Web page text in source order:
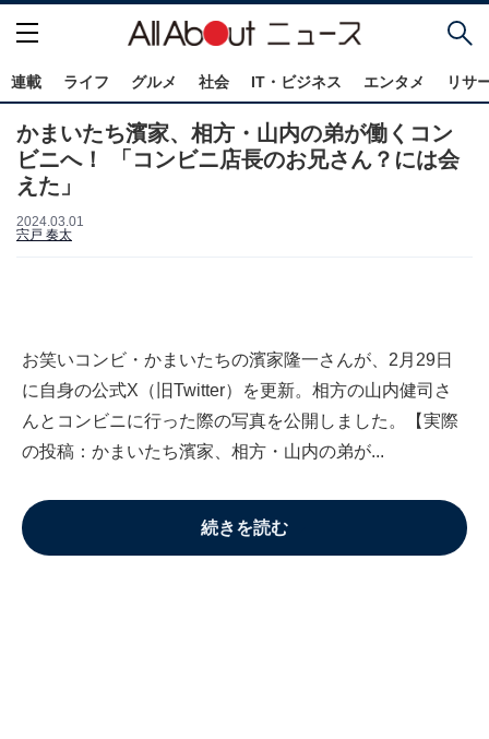
連載 ライフ グルメ 社会 IT・ビジネス エンタメ リサ
かまいたち濱家、相方・山内の弟が働くコン
ビニへ！ 「コンビニ店長のお兄さん？には会
えた」
2024.03.01
宍戸 奏太
お笑いコンビ・かまいたちの濱家隆一さんが、2月29日
に自身の公式X（旧Twitter）を更新。相方の山内健司さ
んとコンビニに行った際の写真を公開しました。【実際
の投稿：かまいたち濱家、相方・山内の弟が...
続きを読む